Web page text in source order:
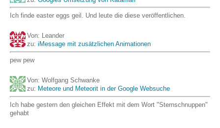
Ich finde easter eggs geil. Und leute die diese veröffentlichen.
Von: Leander
zu: iMessage mit zusätzlichen Animationen
pew pew
Von: Wolfgang Schwanke
zu: Meteore und Meteorit in der Google Websuche
Ich habe gestern den gleichen Effekt mit dem Wort "Sternschnuppen"
gehabt